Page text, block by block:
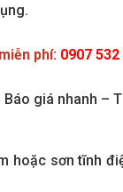
phí: 0907 532
Báo giá nhanh –
hoặc sơn tĩnh